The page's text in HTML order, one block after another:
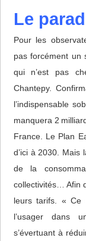
Le
Pour les
pas forcément un
qui n’est pas
Chantepy.
l’indispensable
manquera 2
France. Le Plan
d’ici à 2030.
de la
collectivités… Afin
leurs tarifs. « Ce
l’usager dans
s’évertuant à